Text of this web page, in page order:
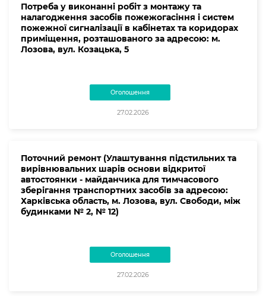
Потреба у виконанні робіт з монтажу та
налагодження засобів пожежогасіння і систем
пожежної сигналізації в кабінетах та коридорах
приміщення, розташованого за адресою: м.
Лозова, вул. Козацька, 5
Оголошення
27.02.2026
Поточний ремонт (Улаштування підстильних та
вирівнювальних шарів основи відкритої
автостоянки - майданчика для тимчасового
зберігання транспортних засобів за адресою:
Харківська область, м. Лозова, вул. Свободи, між
будинками № 2, № 12)
Оголошення
27.02.2026